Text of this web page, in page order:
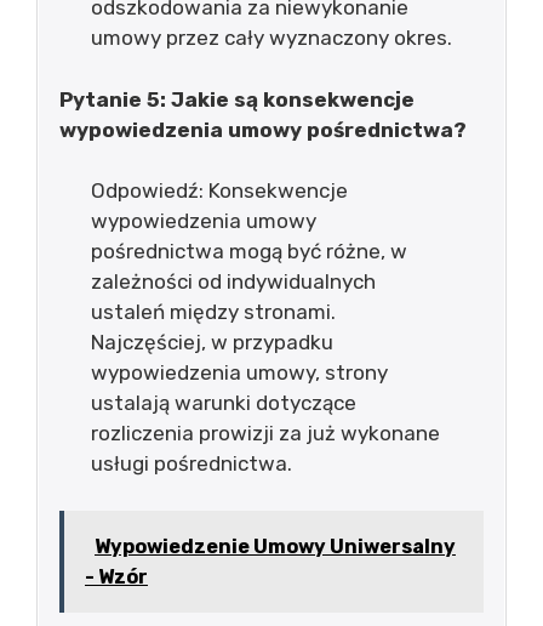
odszkodowania za niewykonanie
umowy przez cały wyznaczony okres.
Pytanie 5: Jakie są konsekwencje
wypowiedzenia umowy pośrednictwa?
Odpowiedź: Konsekwencje
wypowiedzenia umowy
pośrednictwa mogą być różne, w
zależności od indywidualnych
ustaleń między stronami.
Najczęściej, w przypadku
wypowiedzenia umowy, strony
ustalają warunki dotyczące
rozliczenia prowizji za już wykonane
usługi pośrednictwa.
Wypowiedzenie Umowy Uniwersalny
- Wzór